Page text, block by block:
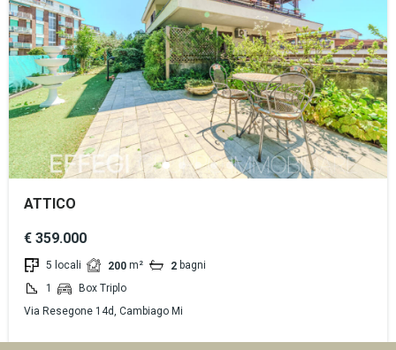
ATTICO
€ 359.000
5 locali 200 m² 2 bagni
1
Box Triplo
Via Resegone 14d, Cambiago Mi